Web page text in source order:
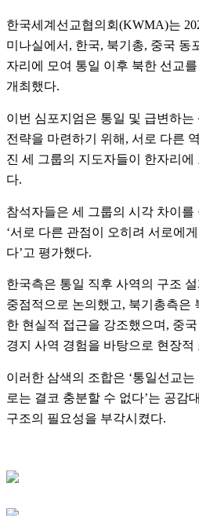
한국세계선교협의회 (KWMA)는
미나실에서 , 한국, 북기총, 중국 동
자리에 모여 통일 이후 북한 선교
개최했다.
이번 심포지엄은 통일 및 급변하는
전략을 마련하기 위해 , 서로 다른
진 세 그룹의 지도자들이 한자리
다.
참석자들은 세 그룹의 시각 차이를
‘서로 다른 관점이 오히려 서로에
다’고 평가했다.
한국측은 통일 직후 사역의 구조
중점적으로 논의했고, 북기총측은
한 현실적 접근을 강조했으며 , 중
경지 사역 경험을 바탕으로 현장적
이러한 삼색의 조합은 ‘통일선교는
로는 결코 충분할 수 없다’는 공감
구조의 필요성을 부각시켰다.